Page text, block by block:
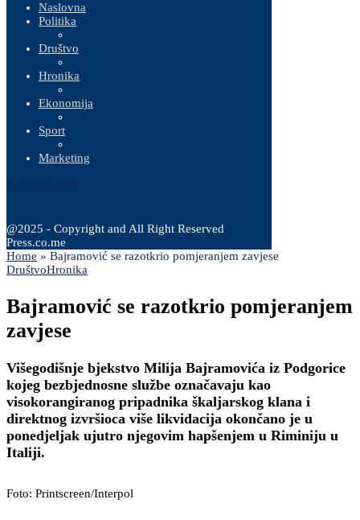
Naslovna
Politika
Društvo
Hronika
Ekonomija
Sport
Marketing
@2025 - Copyright and All Right Reserved
Press.co.me
Home » Bajramović se razotkrio pomjeranjem zavjese
DruštvoHronika
Bajramović se razotkrio pomjeranjem
zavjese
Višegodišnje bjekstvo Milija Bajramovića iz Podgorice
kojeg bezbjednosne službe označavaju kao
visokorangiranog pripadnika škaljarskog klana i
direktnog izvršioca više likvidacija okončano je u
ponedjeljak ujutro njegovim hapšenjem u Riminiju u
Italiji.
Foto: Printscreen/Interpol